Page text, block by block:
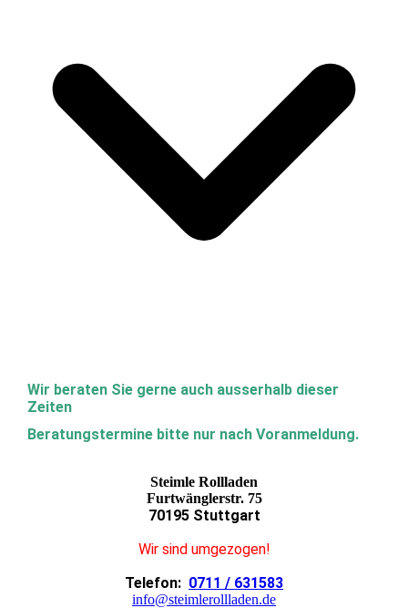
Wir beraten Sie gerne auch ausserhalb dieser
Zeiten
Beratungstermine bitte nur nach Voranmeldung.
Steimle Rollladen
Furtwänglerstr. 75
70195 Stuttgart
Wir sind umgezogen!
Telefon: 0711 / 631583
info@steimlerollladen.de